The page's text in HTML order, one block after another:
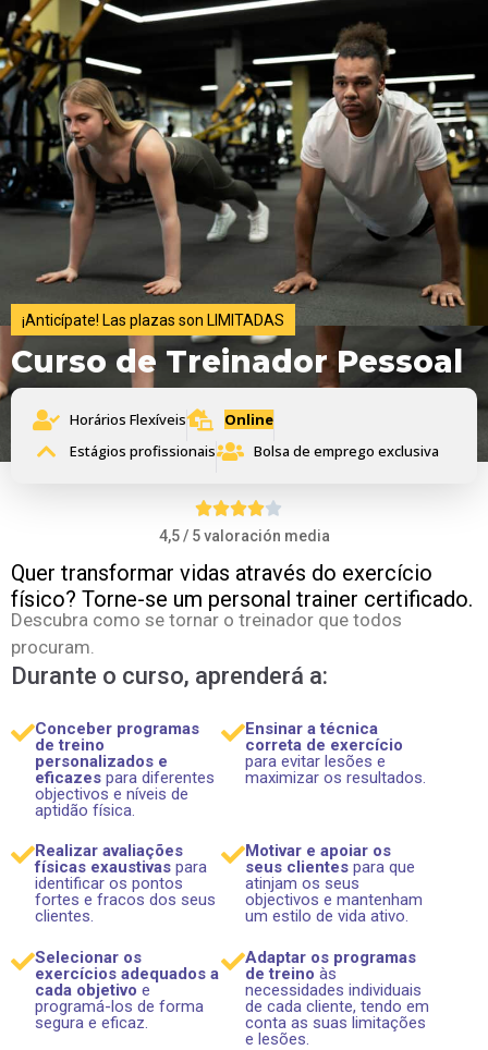
¡Anticípate! Las plazas son LIMITADAS
Curso de Treinador Pessoal
Horários Flexíveis
Online
Estágios profissionais
Bolsa de emprego exclusiva
4,5 / 5 valoración media
Quer transformar vidas através do exercício
físico? Torne-se um personal trainer certificado.
Descubra como se tornar o treinador que todos
procuram.
Durante o curso, aprenderá a:
Conceber programas
de treino
personalizados e
eficazes para diferentes
objectivos e níveis de
aptidão física.
Ensinar a técnica
correta de exercício
para evitar lesões e
maximizar os resultados.
Realizar avaliações
físicas exaustivas para
identificar os pontos
fortes e fracos dos seus
clientes.
Motivar e apoiar os
seus clientespara que
atinjam os seus
objectivos e mantenham
um estilo de vida ativo.
Selecionar os
exercícios adequados a
cada objetivo e
programá-los de forma
segura e eficaz.
Adaptar os programas
de treino às
necessidades individuais
de cada cliente, tendo em
conta as suas limitações
e lesões.